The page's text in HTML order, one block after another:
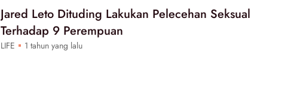
Jared Leto Dituding Lakukan Pelecehan Seksual
Terhadap 9 Perempuan
LIFE 1 tahun yang lalu